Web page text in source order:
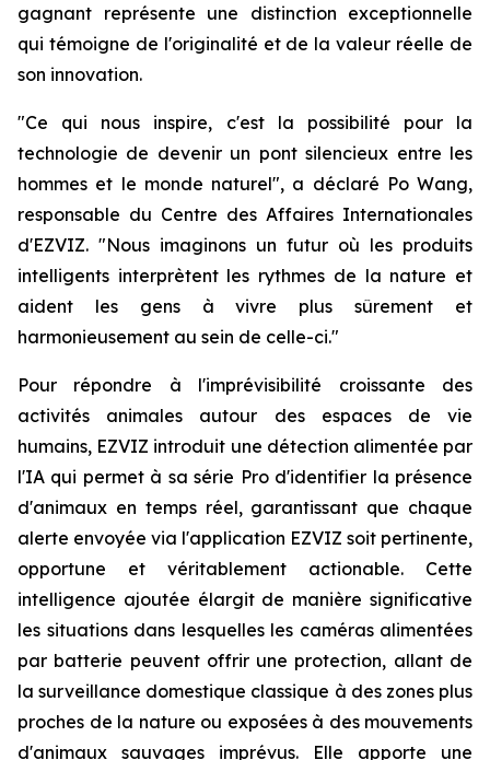
gagnant représente une distinction exceptionnelle
qui témoigne de l'originalité et de la valeur réelle de
son innovation.
"Ce qui nous inspire, c'est la possibilité pour la
technologie de devenir un pont silencieux entre les
hommes et le monde naturel", a déclaré Po Wang,
responsable du Centre des Affaires Internationales
d'EZVIZ. "Nous imaginons un futur où les produits
intelligents interprètent les rythmes de la nature et
aident les gens à vivre plus sûrement et
harmonieusement au sein de celle-ci."
Pour répondre à l'imprévisibilité croissante des
activités animales autour des espaces de vie
humains, EZVIZ introduit une détection alimentée par
l'IA qui permet à sa série Pro d'identifier la présence
d'animaux en temps réel, garantissant que chaque
alerte envoyée via l'application EZVIZ soit pertinente,
opportune et véritablement actionable. Cette
intelligence ajoutée élargit de manière significative
les situations dans lesquelles les caméras alimentées
par batterie peuvent offrir une protection, allant de
la surveillance domestique classique à des zones plus
proches de la nature ou exposées à des mouvements
d'animaux sauvages imprévus. Elle apporte une